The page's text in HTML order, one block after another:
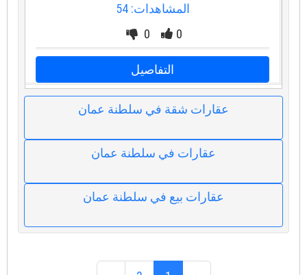
المشاهدات: 54
0
0
التفاصيل
عقارات شقة في سلطنة عمان
عقارات في سلطنة عمان
عقارات بيع في سلطنة عمان